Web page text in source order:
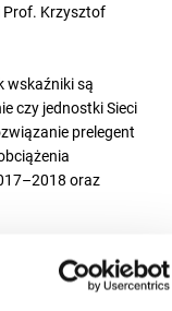
Prof. Krzysztof
wskaźniki są
czy jednostki Sieci
prelegent
oraz
wpływu i